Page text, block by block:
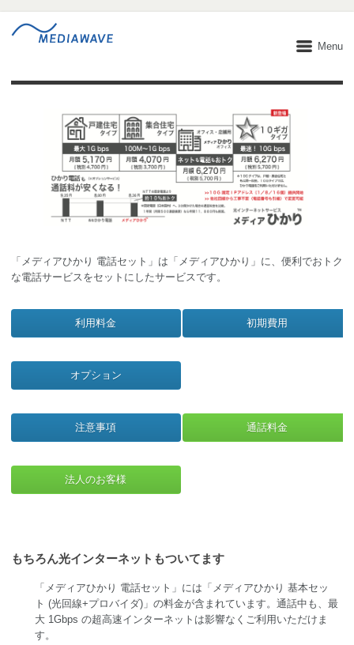
Menu
「メディアひかり 電話セット」は「メディアひかり」に、便利でおトク
な電話サービスをセットにしたサービスです。
利用料金 初期費用
オプション
注意事項 通話料金
法人のお客様
もちろん光インターネットもついてます
「メディアひかり 電話セット」には「メディアひかり 基本セッ
ト (光回線+プロバイダ)」の料金が含まれています。通話中も、最
大 1Gbps の超高速インターネットは影響なくご利用いただけま
す。